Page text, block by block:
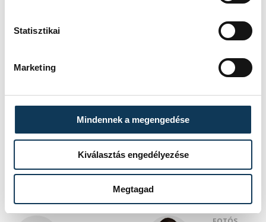
Statisztikai
Marketing
Mindennek a megengedése
Kiválasztás engedélyezése
Megtagad
Csabrendek FC–Ősi PSK 1–2
Tabella ITT.
futsal